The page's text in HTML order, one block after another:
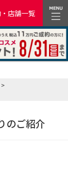
店舗一覧
>
のご紹介